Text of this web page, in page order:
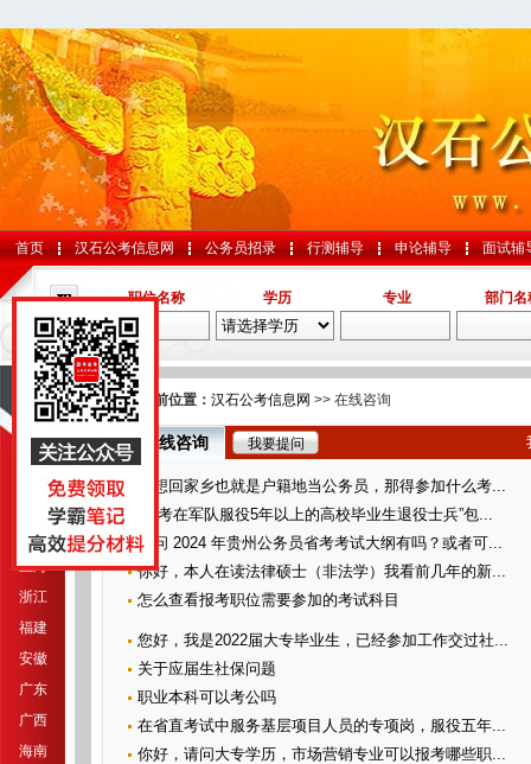
首页 汉石公考信息网 公务员招录 行测辅导 申论辅导 面试辅
职位名称 学历 专业 部门名
导航
江苏
上海
浙江
福建
安徽
广东
广西
海南
您的当前位置： 汉石公考信息网 >> 在线咨询
在线咨询 我要提问
我想回家乡也就是户籍地当公务员，那得参加什么考...
“报考在军队服役5年以上的高校毕业生退役士兵”包...
请问 2024 年贵州公务员省考考试大纲有吗？或者可...
你好，本人在读法律硕士（非法学）我看前几年的新...
怎么查看报考职位需要参加的考试科目
您好，我是2022届大专毕业生，已经参加工作交过社...
关于应届生社保问题
职业本科可以考公吗
在省直考试中服务基层项目人员的专项岗，服役五年...
你好，请问大专学历，市场营销专业可以报考哪些职...